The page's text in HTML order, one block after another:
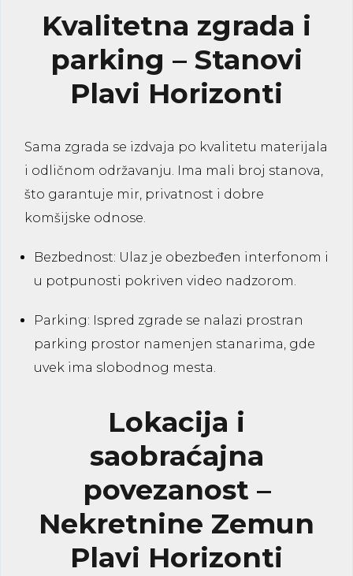
Kvalitetna zgrada i
parking – Stanovi
Plavi Horizonti
Sama zgrada se izdvaja po kvalitetu materijala
i odličnom održavanju. Ima mali broj stanova,
što garantuje mir, privatnost i dobre
komšijske odnose.
Bezbednost: Ulaz je obezbeđen interfonom i
u potpunosti pokriven video nadzorom.
Parking: Ispred zgrade se nalazi prostran
parking prostor namenjen stanarima, gde
uvek ima slobodnog mesta.
Lokacija i
saobraćajna
povezanost –
Nekretnine Zemun
Plavi Horizonti